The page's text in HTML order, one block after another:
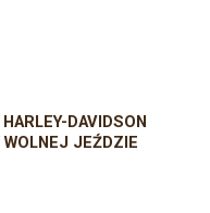
DAVIDSON
JEŹDZIE